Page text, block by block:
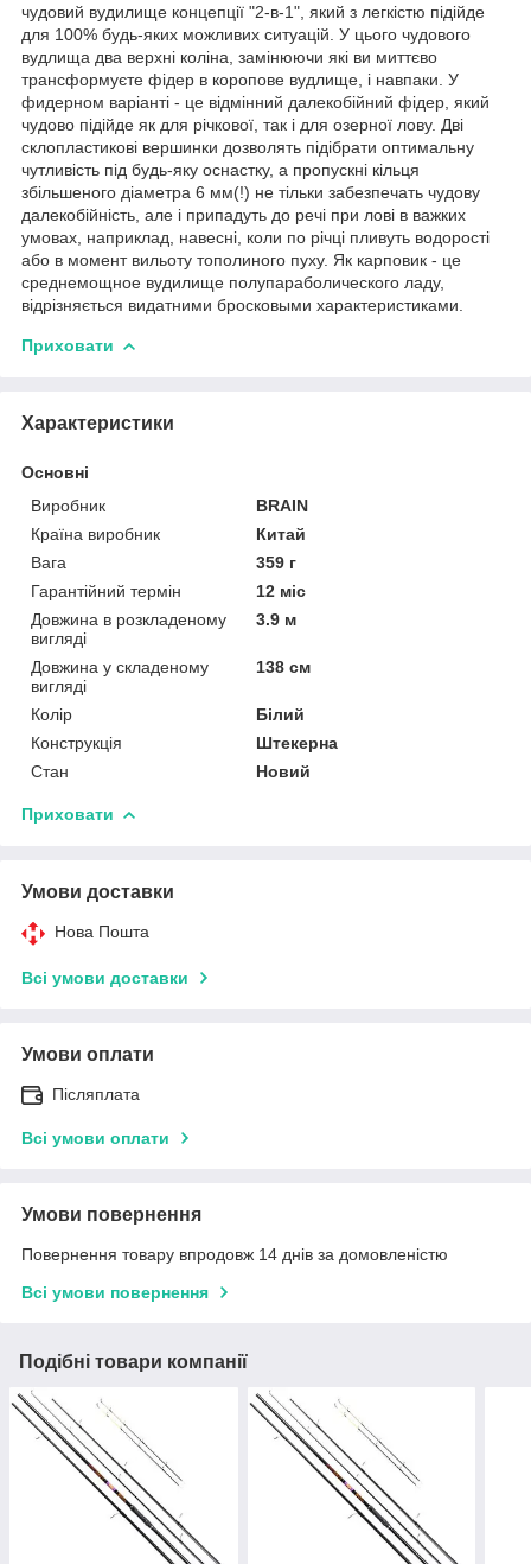
чудовий вудилище концепції "2-в-1", який з легкістю підійде
для 100% будь-яких можливих ситуацій. У цього чудового
вудлища два верхні коліна, замінюючи які ви миттєво
трансформуєте фідер в коропове вудлище, і навпаки. У
фидерном варіанті - це відмінний далекобійний фідер, який
чудово підійде як для річкової, так і для озерної лову. Дві
склопластикові вершинки дозволять підібрати оптимальну
чутливість під будь-яку оснастку, а пропускні кільця
збільшеного діаметра 6 мм(!) не тільки забезпечать чудову
далекобійність, але і припадуть до речі при лові в важких
умовах, наприклад, навесні, коли по річці пливуть водорості
або в момент вильоту тополиного пуху. Як карповик - це
среднемощное вудилище полупараболического ладу,
відрізняється видатними бросковыми характеристиками.
Приховати
Характеристики
Основні
Виробник
BRAIN
Країна виробник
Китай
Вага
359 г
Гарантійний термін
12 міс
Довжина в розкладеному
вигляді
3.9 м
Довжина у складеному
вигляді
138 см
Колір
Білий
Конструкція
Штекерна
Стан
Новий
Приховати
Умови доставки
Нова Пошта
Всі умови доставки
Умови оплати
Післяплата
Всі умови оплати
Умови повернення
Повернення товару впродовж 14 днів за домовленістю
Всі умови повернення
Подібні товари компанії